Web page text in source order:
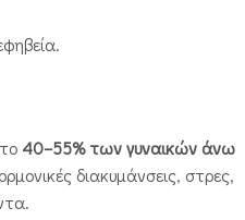
40–55% των γυναικών άνω
διακυμάνσεις, στρες,